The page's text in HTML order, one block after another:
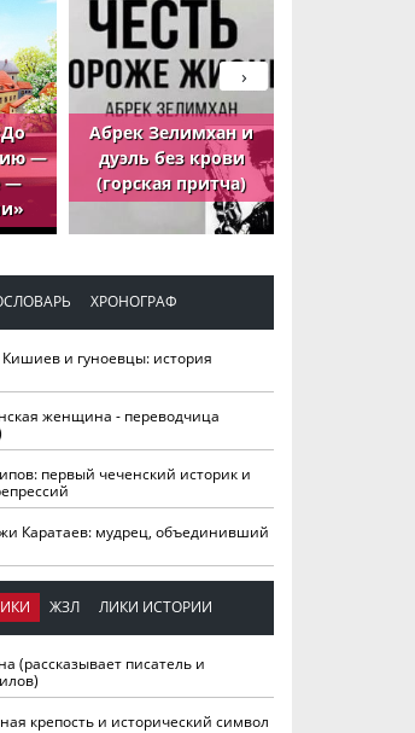
—
—
Абрек Зелимхан и
дуэль без крови
(горская притча)
›
ХРОНОГРАФ
и гуноевцы: история
женщина - переводчица
первый чеченский историк и
Каратаев: мудрец, объединивший
ЖЗЛ ЛИКИ ИСТОРИИ
(рассказывает писатель и
крепость и исторический символ